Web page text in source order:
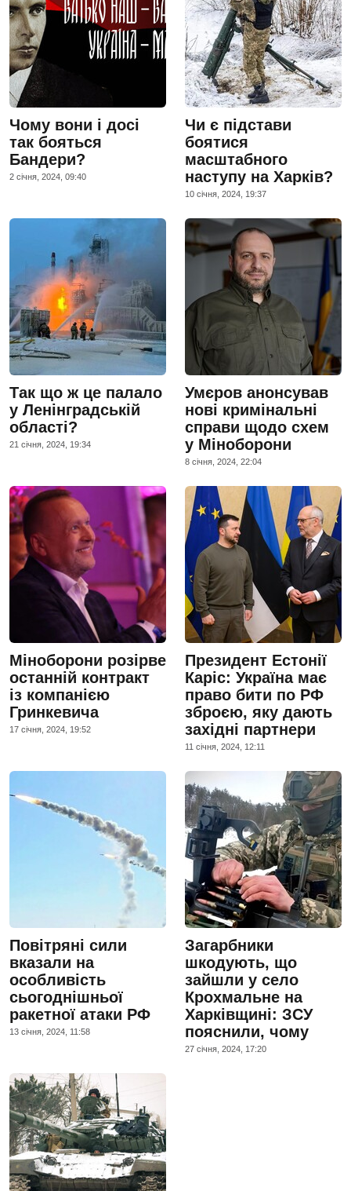
Чому вони і досі
так бояться
Бандери?
2 сiчня, 2024, 09:40
Чи є підстави
боятися
масштабного
наступу на Харків?
10 сiчня, 2024, 19:37
Так що ж це палало
у Ленінградській
області?
21 сiчня, 2024, 19:34
Умєров анонсував
нові кримінальні
справи щодо схем
у Міноборони
8 сiчня, 2024, 22:04
Міноборони розірве
останній контракт
із компанією
Гринкевича
17 сiчня, 2024, 19:52
Президент Естонії
Каріс: Україна має
право бити по РФ
зброєю, яку дають
західні партнери
11 сiчня, 2024, 12:11
Повітряні сили
вказали на
особливість
сьогоднішньої
ракетної атаки РФ
13 сiчня, 2024, 11:58
Загарбники
шкодують, що
зайшли у село
Крохмальне на
Харківщині: ЗСУ
пояснили, чому
27 сiчня, 2024, 17:20